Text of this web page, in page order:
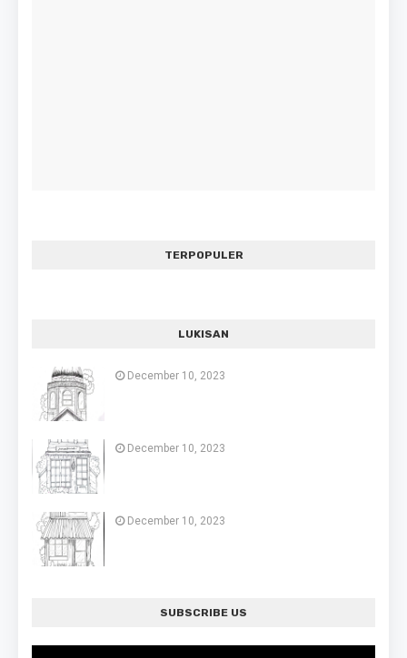
TERPOPULER
LUKISAN
December 10, 2023
December 10, 2023
December 10, 2023
SUBSCRIBE US